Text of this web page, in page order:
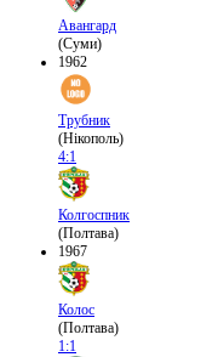
Авангард
(Суми)
1962
Трубник
(Нікополь)
4:1
Колгоспник
(Полтава)
1967
Колос
(Полтава)
1:1